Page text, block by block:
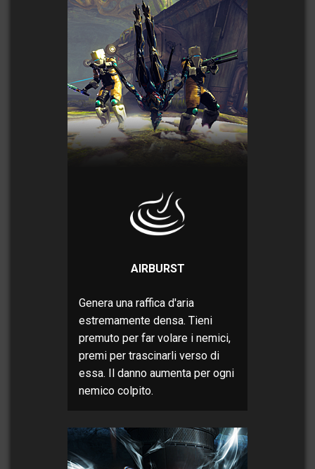
AIRBURST
Genera una raffica d'aria
estremamente densa. Tieni
premuto per far volare i nemici,
premi per trascinarli verso di
essa. Il danno aumenta per ogni
nemico colpito.